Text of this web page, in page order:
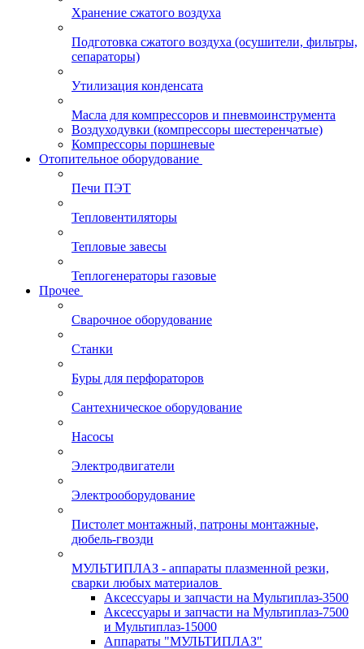
Хранение сжатого воздуха
Подготовка сжатого воздуха (осушители, фильтры,
сепараторы)
Утилизация конденсата
Масла для компрессоров и пневмоинструмента
Воздуходувки (компрессоры шестеренчатые)
Компрессоры поршневые
Отопительное оборудование
Печи ПЭТ
Тепловентиляторы
Тепловые завесы
Теплогенераторы газовые
Прочее
Сварочное оборудование
Станки
Буры для перфораторов
Сантехническое оборудование
Насосы
Электродвигатели
Электрооборудование
Пистолет монтажный, патроны монтажные,
дюбель-гвозди
МУЛЬТИПЛАЗ - аппараты плазменной резки,
сварки любых материалов
Аксессуары и запчасти на Мультиплаз-3500
Аксессуары и запчасти на Мультиплаз-7500
и Мультиплаз-15000
Аппараты "МУЛЬТИПЛАЗ"